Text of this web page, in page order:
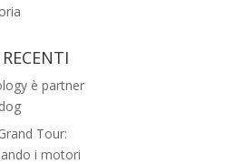
è partner
Tour:
i motori